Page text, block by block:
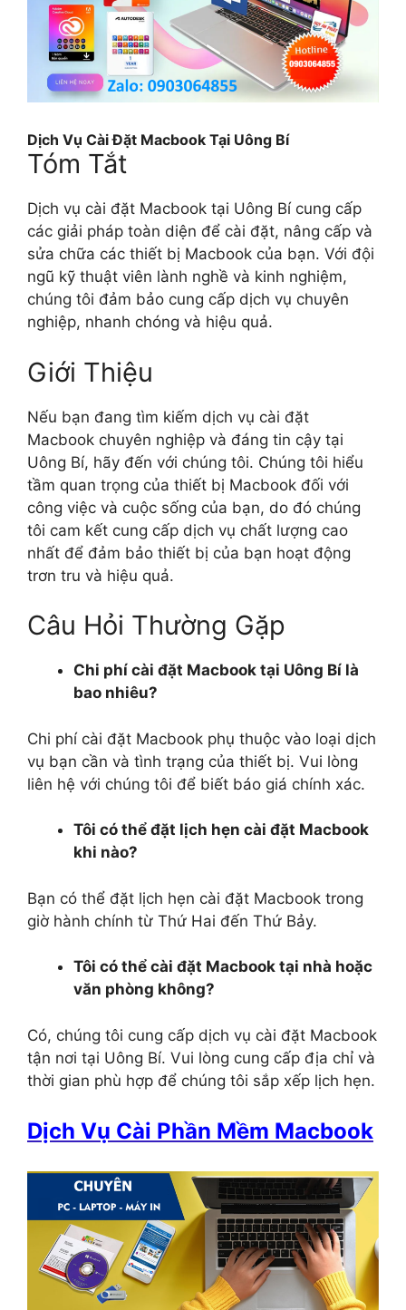
Dịch Vụ Cài Đặt Macbook Tại Uông Bí
Tóm Tắt
Dịch vụ cài đặt Macbook tại Uông Bí cung cấp
các giải pháp toàn diện để cài đặt, nâng cấp và
sửa chữa các thiết bị Macbook của bạn. Với đội
ngũ kỹ thuật viên lành nghề và kinh nghiệm,
chúng tôi đảm bảo cung cấp dịch vụ chuyên
nghiệp, nhanh chóng và hiệu quả.
Giới Thiệu
Nếu bạn đang tìm kiếm dịch vụ cài đặt
Macbook chuyên nghiệp và đáng tin cậy tại
Uông Bí, hãy đến với chúng tôi. Chúng tôi hiểu
tầm quan trọng của thiết bị Macbook đối với
công việc và cuộc sống của bạn, do đó chúng
tôi cam kết cung cấp dịch vụ chất lượng cao
nhất để đảm bảo thiết bị của bạn hoạt động
trơn tru và hiệu quả.
Câu Hỏi Thường Gặp
Chi phí cài đặt Macbook tại Uông Bí là
bao nhiêu?
Chi phí cài đặt Macbook phụ thuộc vào loại dịch
vụ bạn cần và tình trạng của thiết bị. Vui lòng
liên hệ với chúng tôi để biết báo giá chính xác.
Tôi có thể đặt lịch hẹn cài đặt Macbook
khi nào?
Bạn có thể đặt lịch hẹn cài đặt Macbook trong
giờ hành chính từ Thứ Hai đến Thứ Bảy.
Tôi có thể cài đặt Macbook tại nhà hoặc
văn phòng không?
Có, chúng tôi cung cấp dịch vụ cài đặt Macbook
tận nơi tại Uông Bí. Vui lòng cung cấp địa chỉ và
thời gian phù hợp để chúng tôi sắp xếp lịch hẹn.
Dịch Vụ Cài Phần Mềm Macbook